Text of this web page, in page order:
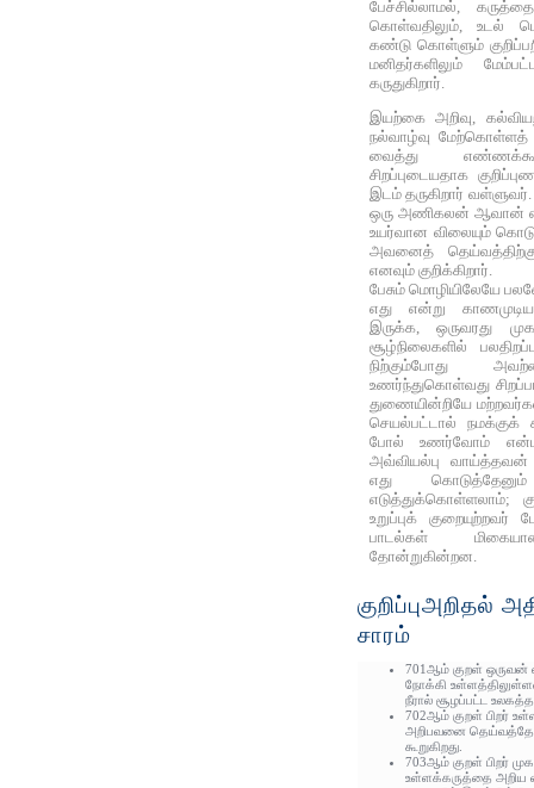
பேச்சில்லாமல்,
கொள்வதிலும், உடல்
கண்டு கொள்ளும்
மனிதர்களிலும்
கருதுகிறார்.
இயற்கை அறிவு,
நல்வாழ்வு
வைத்து
சிறப்புடையதாக
இடம் தருகிறார்
ஒரு அணிகலன் ஆவான்
உயர்வான விலையும்
அவனைத்
எனவும் குறிக்கிறார்.
பேசும் மொழியிலேயே
எது என்று
இருக்க, ஒருவரது
சூழ்நிலைகளில்
நிற்கும்போது
உணர்ந்துகொள்வது
துணையின்றியே
செயல்பட்டால் நமக்குக்
போல் உணர்வோம்
அவ்வியல்பு
எது
எடுத்துக்கொள்ளலாம்;
உறுப்புக்
பாடல்கள்
தோன்றுகின்றன.
குறிப்புஅறிதல்
சாரம்
701ஆம் குறள் ஒருவன்
நோக்கி
நீரால் சூழப்பட்ட
702ஆம் குறள் பிறர்
அறிபவனை
கூறுகிறது.
703ஆம் குறள் பிறர்
உள்ளக்கருத்தை அறிய